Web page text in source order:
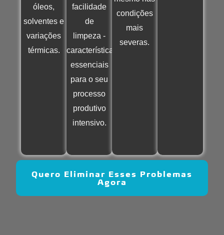
óleos,
solventes e
variações
térmicas.
facilidade
de
limpeza -
características
essenciais
para o seu
processo
produtivo
intensivo.
condições
mais
severas.
Quero Eliminar Esses Problemas
Agora